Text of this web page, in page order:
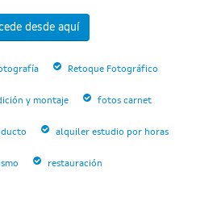
desde aquí
Retoque Fotográfico
y montaje fotos carnet
alquiler estudio por horas
restauración